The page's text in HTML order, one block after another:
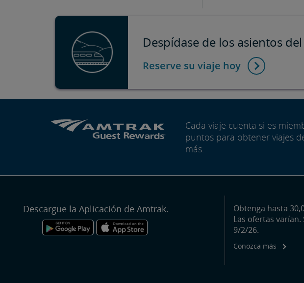
Despídase de los asientos
Reserve su viaje hoy
Cada viaje cuenta si es
puntos para obtener viajes
más.
Descargue la Aplicación de Amtrak.
Obtenga hasta
Las ofertas
9/2/26.
Conozca más